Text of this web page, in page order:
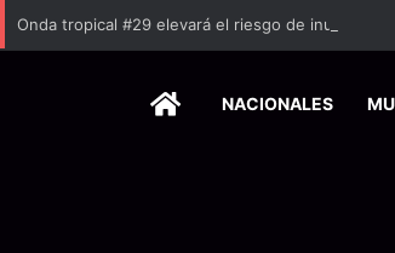
Onda tropical #29 elevará el riesgo de
HOMENACIONALES